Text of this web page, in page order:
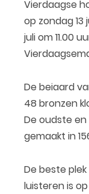
Vierdaagse
op zondag 13
juli om 11.00
De beiaard
48 bronzen
De oudste
gemaakt in
De beste
luisteren is